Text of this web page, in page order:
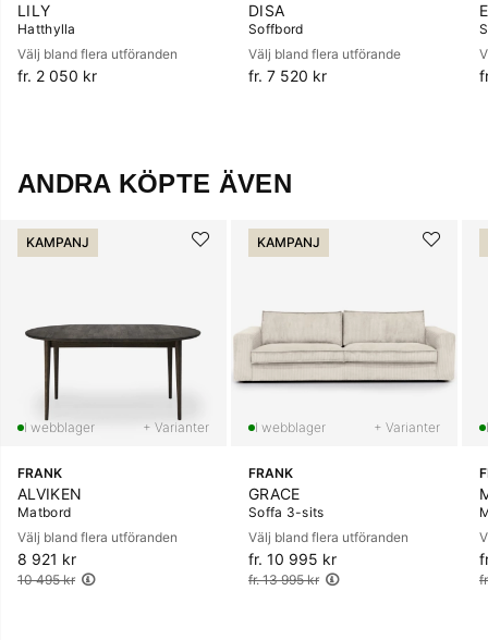
LILY
Hatthylla
Välj bland flera utföranden
fr. 2 050 kr
DISA
Soffbord
Välj bland flera utförande
fr. 7 520 kr
ANDRA KÖPTE ÄVEN
KAMPANJ
+ Varianter
FRANK
ALVIKEN
Matbord
Välj bland flera utföranden
8 921 kr
Ordinarie pris:
10 495 kr
KAMPANJ
+ Varianter
FRANK
GRACE
Soffa 3-sits
Välj bland flera utföranden
fr. 10 995 kr
Ordinarie pris:
fr. 13 995 kr